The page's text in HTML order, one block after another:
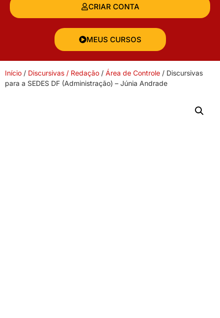
CRIAR CONTA
MEUS CURSOS
Início / Discursivas / Redação / Área de Controle / Discursivas
para a SEDES DF (Administração) – Júnia Andrade